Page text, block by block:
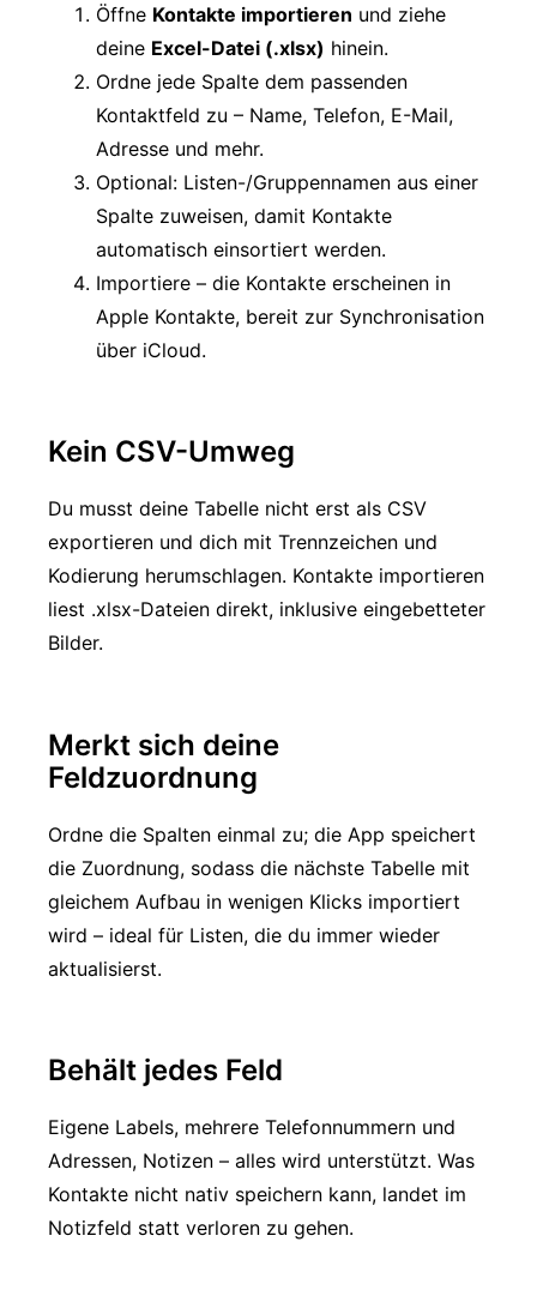
Öffne Kontakte importieren und ziehe
deine Excel-Datei (.xlsx) hinein.
Ordne jede Spalte dem passenden
Kontaktfeld zu – Name, Telefon, E-Mail,
Adresse und mehr.
Optional: Listen-/Gruppennamen aus einer
Spalte zuweisen, damit Kontakte
automatisch einsortiert werden.
Importiere – die Kontakte erscheinen in
Apple Kontakte, bereit zur Synchronisation
über iCloud.
Kein CSV-Umweg
Du musst deine Tabelle nicht erst als CSV
exportieren und dich mit Trennzeichen und
Kodierung herumschlagen. Kontakte importieren
liest .xlsx-Dateien direkt, inklusive eingebetteter
Bilder.
Merkt sich deine
Feldzuordnung
Ordne die Spalten einmal zu; die App speichert
die Zuordnung, sodass die nächste Tabelle mit
gleichem Aufbau in wenigen Klicks importiert
wird – ideal für Listen, die du immer wieder
aktualisierst.
Behält jedes Feld
Eigene Labels, mehrere Telefonnummern und
Adressen, Notizen – alles wird unterstützt. Was
Kontakte nicht nativ speichern kann, landet im
Notizfeld statt verloren zu gehen.